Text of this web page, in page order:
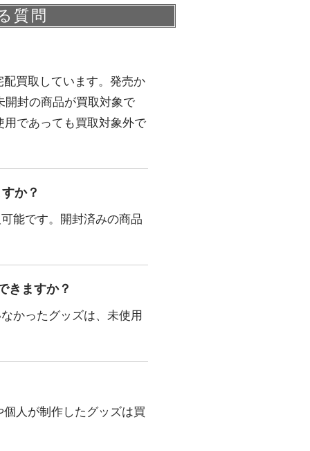
質問
買取しています。発売か
開封の商品が買取対象で
であっても買取対象外で
か？
能です。開封済みの商品
きますか？
かったグッズは、未使用
人が制作したグッズは買